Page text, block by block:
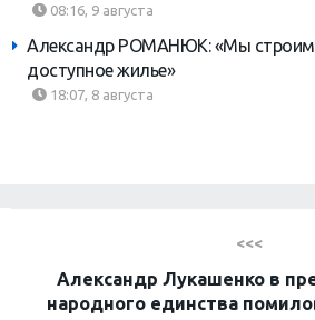
08:16, 9 августа
Александр РОМАНЮК: «Мы строим
доступное жилье»
18:07, 8 августа
<<<
Александр Лукашенко в
народного единства